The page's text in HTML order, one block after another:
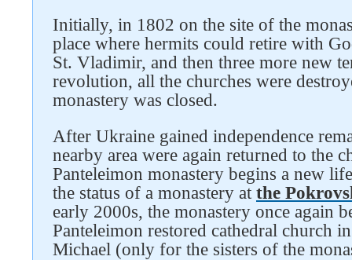
Initially, in 1802 on the site of the
place where hermits could retire with
St. Vladimir, and then three more new
revolution, all the churches were
monastery was closed.
After Ukraine gained independence
nearby area were again returned to the
Panteleimon monastery begins a new
the status of a monastery at the
early 2000s, the monastery once again
Panteleimon restored cathedral church
Michael (only for the sisters of the
Follow us on social networks